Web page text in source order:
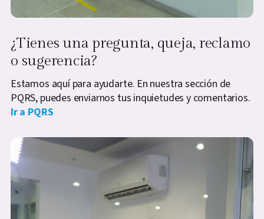
¿Tienes una pregunta, queja, reclamo
o sugerencia?
Estamos aquí para ayudarte. En nuestra sección de
PQRS, puedes enviarnos tus inquietudes y comentarios.
Ir a PQRS